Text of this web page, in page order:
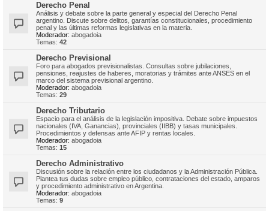
Derecho Penal
Análisis y debate sobre la parte general y especial del Derecho Penal
argentino. Discute sobre delitos, garantías constitucionales, procedimiento
penal y las últimas reformas legislativas en la materia.
Moderador: abogadoia
Temas: 42
Derecho Previsional
Foro para abogados previsionalistas. Consultas sobre jubilaciones,
pensiones, reajustes de haberes, moratorias y trámites ante ANSES en el
marco del sistema previsional argentino.
Moderador: abogadoia
Temas: 29
Derecho Tributario
Espacio para el análisis de la legislación impositiva. Debate sobre impuestos
nacionales (IVA, Ganancias), provinciales (IIBB) y tasas municipales.
Procedimientos y defensas ante AFIP y rentas locales.
Moderador: abogadoia
Temas: 15
Derecho Administrativo
Discusión sobre la relación entre los ciudadanos y la Administración Pública.
Plantea tus dudas sobre empleo público, contrataciones del estado, amparos
y procedimiento administrativo en Argentina.
Moderador: abogadoia
Temas: 9